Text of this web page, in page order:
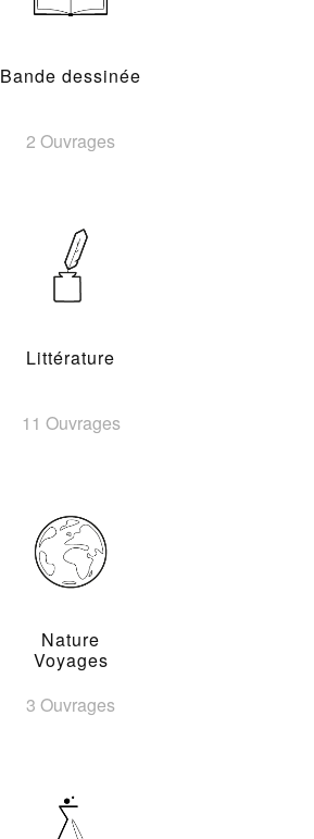
Bande dessinée
2 Ouvrages
Littérature
11 Ouvrages
Nature
Voyages
3 Ouvrages